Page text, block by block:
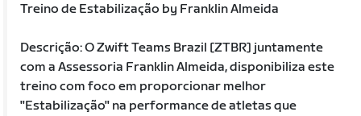
Treino de Estabilização by Franklin Almeida
Descrição: O Zwift Teams Brazil [ZTBR] juntamente
com a Assessoria Franklin Almeida, disponibiliza este
treino com foco em proporcionar melhor
"Estabilização" na performance de atletas que